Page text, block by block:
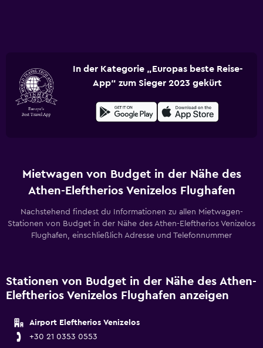
In der Kategorie „Europas beste Reise-
App“ zum Sieger 2023 gekürt
Mietwagen von Budget in der Nähe des
Athen-Eleftherios Venizelos Flughafen
Nachstehend findest du Informationen zu allen Mietwagen-
Stationen von Budget in der Nähe des Athen-Eleftherios Venizelos
Flughafen, einschließlich Adresse und Telefonnummer
Stationen von Budget in der Nähe des Athen-
Eleftherios Venizelos Flughafen anzeigen
Airport Eleftherios Venizelos
+30 21 0353 0553